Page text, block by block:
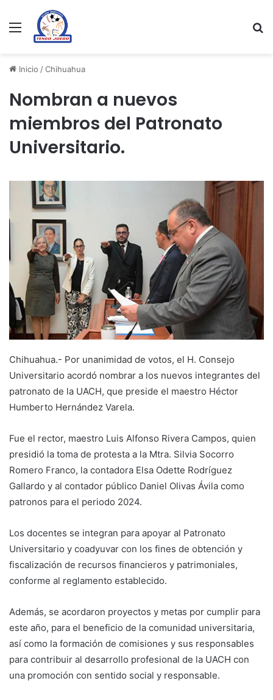
Menu
Inicio /Chihuahua
Nombran a nuevos
miembros del Patronato
Universitario.
Chihuahua.- Por unanimidad de votos, el H. Consejo
Universitario acordó nombrar a los nuevos integrantes del
patronato de la UACH, que preside el maestro Héctor
Humberto Hernández Varela.
Fue el rector, maestro Luis Alfonso Rivera Campos, quien
presidió la toma de protesta a la Mtra. Silvia Socorro
Romero Franco, la contadora Elsa Odette Rodríguez
Gallardo y al contador público Daniel Olivas Ávila como
patronos para el periodo 2024.
Los docentes se integran para apoyar al Patronato
Universitario y coadyuvar con los fines de obtención y
fiscalización de recursos financieros y patrimoniales,
conforme al reglamento establecido.
Además, se acordaron proyectos y metas por cumplir para
este año, para el beneficio de la comunidad universitaria,
así como la formación de comisiones y sus responsables
para contribuir al desarrollo profesional de la UACH con
una promoción con sentido social y responsable.